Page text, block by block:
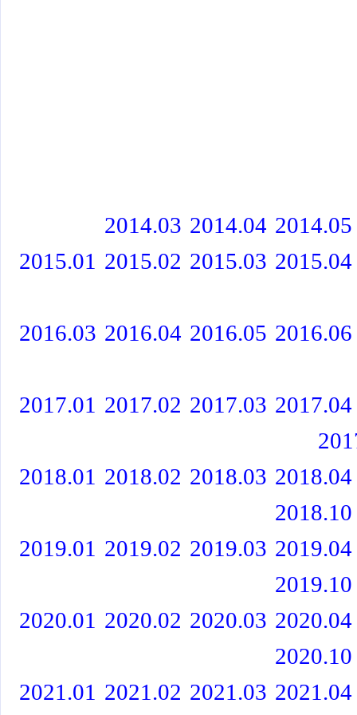
2014.03 2014.04 2014.05
2015.01 2015.02 2015.03 2015.04
2016.03 2016.04 2016.05 2016.06
2017.01 2017.02 2017.03 2017.04
2018.01 2018.02 2018.03 2018.04
2018.10
2019.01 2019.02 2019.03 2019.04
2019.10
2020.01 2020.02 2020.03 2020.04
2020.10
2021.01 2021.02 2021.03 2021.04